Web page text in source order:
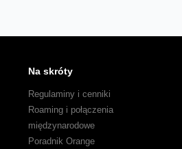
Na skróty
Regulaminy i cenniki
Roaming i połączenia
międzynarodowe
Poradnik Orange